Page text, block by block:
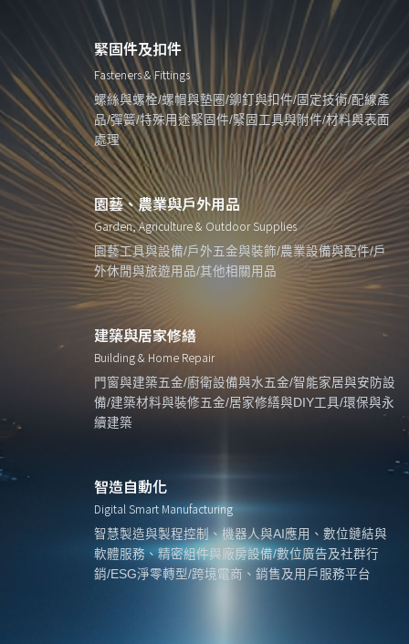
緊固件及扣件
Fasteners & Fittings
螺絲與螺栓/螺帽與墊圈/鉚釘與扣件/固定技術/配線產
品/彈簧/特殊用途緊固件/緊固工具與附件/材料與表面
處理
園藝、農業與戶外用品
Garden, Agriculture & Outdoor Supplies
園藝工具與設備/戶外五金與裝飾/農業設備與配件/戶
外休閒與旅遊用品/其他相關用品
建築與居家修繕
Building & Home Repair
門窗與建築五金/廚衛設備與水五金/智能家居與安防設
備/建築材料與裝修五金/居家修繕與DIY工具/環保與永
續建築
智造自動化
Digital Smart Manufacturing
智慧製造與製程控制、機器人與AI應用、數位鏈結與
軟體服務、精密組件與廠房設備/數位廣告及社群行
銷/ESG淨零轉型/跨境電商、銷售及用戶服務平台